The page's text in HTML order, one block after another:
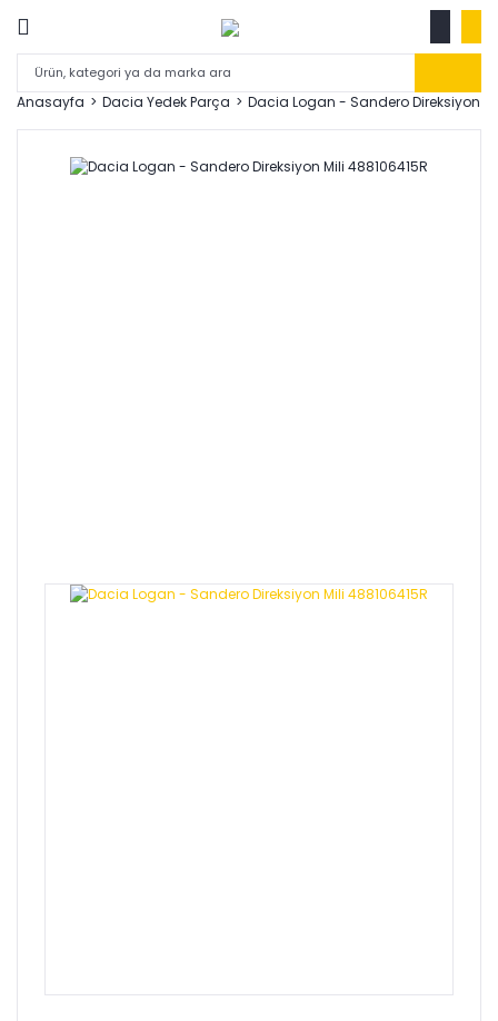
Anasayfa Dacia Yedek Parça Dacia Logan - Sandero Direksiyon